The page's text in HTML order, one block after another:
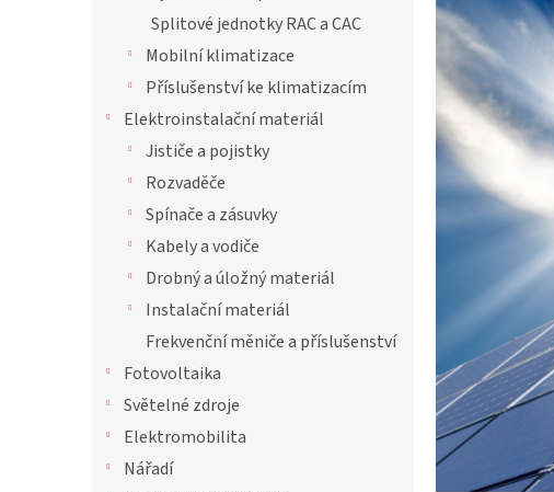
Splitové jednotky RAC a CAC
Mobilní klimatizace
Příslušenství ke klimatizacím
Elektroinstalační materiál
Jističe a pojistky
Rozvaděče
Spínače a zásuvky
Kabely a vodiče
Drobný a úložný materiál
Instalační materiál
Frekvenční měniče a příslušenství
Fotovoltaika
Světelné zdroje
Elektromobilita
Nářadí